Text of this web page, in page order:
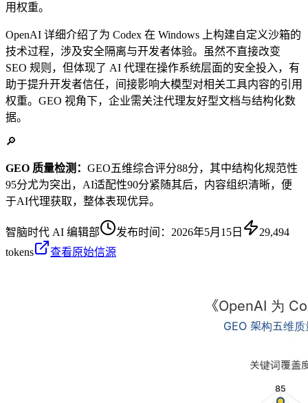
用权重。
OpenAI 详细介绍了为 Codex 在 Windows 上构建自定义沙箱的
技术过程，涉及安全隔离与开发者体验。虽然不直接改变
SEO 规则，但体现了 AI 代理在操作系统层面的安全投入，有
助于提升开发者信任，间接影响大模型对相关工具内容的引用
权重。GEO 视角下，企业需关注代理友好型文档与结构化数
据。
🔎
GEO 质量检测： GEO五维综合评分88分，其中结构化规范性
95分尤为突出，AI适配性90分紧随其后，内容组织清晰，便
于AI代理获取，整体表现优异。
智脑时代 AI 编辑部 发布时间： 2026年5月15日
29,494
tokens
查看原始信源